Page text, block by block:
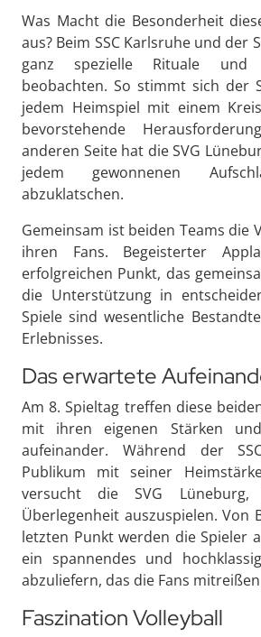
Was Macht die Besonderheit
aus? Beim SSC Karlsruhe und der
ganz spezielle Rituale und
beobachten. So stimmt sich der
jedem Heimspiel mit einem
bevorstehende
anderen Seite hat die SVG
jedem gewonnenen
abzuklatschen.
Gemeinsam ist beiden Teams die
ihren Fans. Begeisterter
erfolgreichen Punkt, das
die Unterstützung in
Spiele sind wesentliche
Erlebnisses.
Das erwartete
Am 8. Spieltag treffen diese
mit ihren eigenen Stärken
aufeinander. Während der
Publikum mit seiner
versucht die SVG Lüneburg,
Überlegenheit auszuspielen. Von
letzten Punkt werden die Spieler
ein spannendes und
abzuliefern, das die Fans
Faszination Volleyball